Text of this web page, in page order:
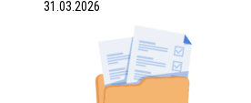
31.03.2026